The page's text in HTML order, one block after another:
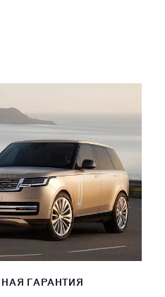
ГАРАНТИЯ